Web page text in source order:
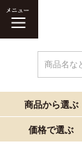
商品名な
商品から選ぶ
価格で選ぶ